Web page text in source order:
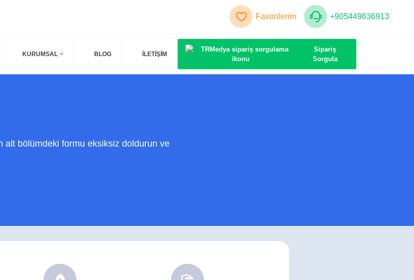
Favorilerim +905449636913
KURUMSAL BLOG İLETİŞİM
Sipariş
Sorgula
alt bölümdeki formu eksiksiz doldurun ve